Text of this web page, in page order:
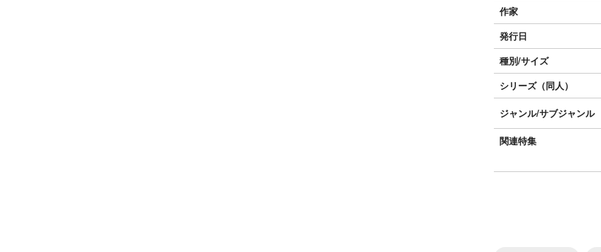
作家
発行日
種別/サイズ
シリーズ（同人）
ジャンル/サブジャンル
関連特集